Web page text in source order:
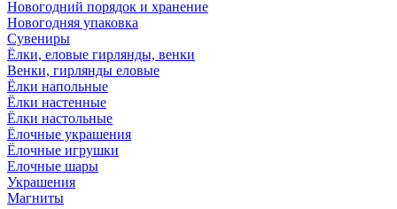
Новогодний порядок и хранение
Новогодняя упаковка
Сувениры
Ёлки, еловые гирлянды, венки
Венки, гирлянды еловые
Ёлки напольные
Ёлки настенные
Ёлки настольные
Ёлочные украшения
Ёлочные игрушки
Елочные шары
Украшения
Магниты